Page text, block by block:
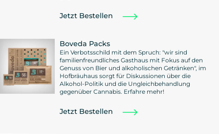
Jetzt Bestellen
Boveda Packs
Ein Verbotsschild mit dem Spruch: "wir sind
familienfreundliches Gasthaus mit Fokus auf den
Genuss von Bier und alkoholischen Getränken", im
Hofbräuhaus sorgt für Diskussionen über die
Alkohol-Politik und die Ungleichbehandlung
gegenüber Cannabis. Erfahre mehr!
Jetzt Bestellen